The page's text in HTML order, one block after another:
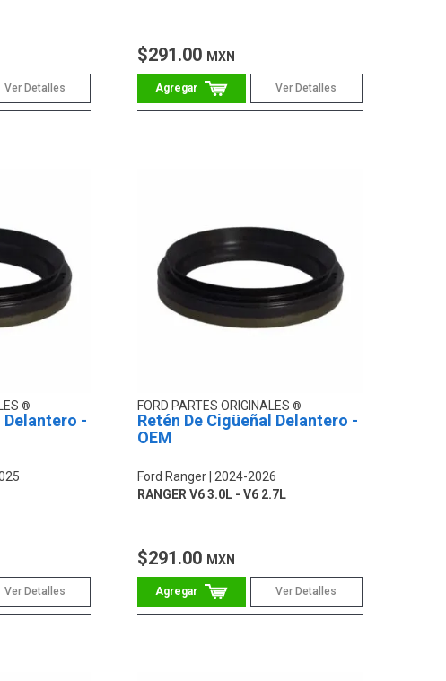
Ver Detalles
$291.00 MXN
Ver Detalles
Delantero -
Ver Detalles
FORD PARTES ORIGINALES
Retén De Cigüeñal Delantero -
OEM
Ford Ranger 2024-2026
RANGER V6 3.0L - V6 2.7L
$291.00 MXN
Ver Detalles